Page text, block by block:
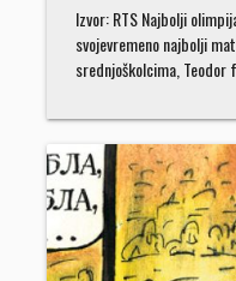
Izvor: RTS Najbolji
svojevremeno najbolji
srednjoškolcima, Teodor